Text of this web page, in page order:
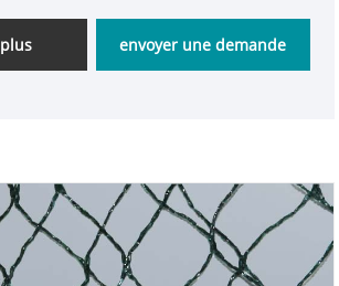
intégrée de l'industrie et du
pouvez donc obtenir des filets anti-
envoyer une demande